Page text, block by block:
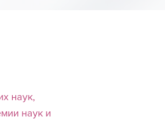
наук,
наук и